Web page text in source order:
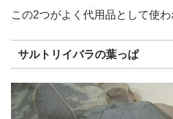
この2つがよく代用品として使わ
サルトリイバラの葉っぱ